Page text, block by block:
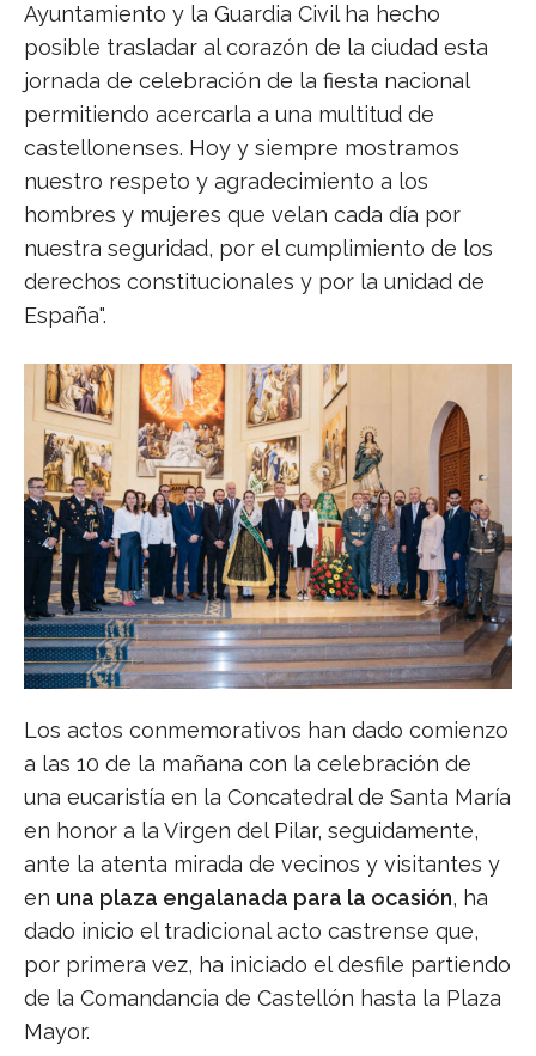
Ayuntamiento y la Guardia Civil ha hecho
posible trasladar al corazón de la ciudad esta
jornada de celebración de la fiesta nacional
permitiendo acercarla a una multitud de
castellonenses. Hoy y siempre mostramos
nuestro respeto y agradecimiento a los
hombres y mujeres que velan cada día por
nuestra seguridad, por el cumplimiento de los
derechos constitucionales y por la unidad de
España".
Los actos conmemorativos han dado comienzo
a las 10 de la mañana con la celebración de
una eucaristía en la Concatedral de Santa María
en honor a la Virgen del Pilar, seguidamente,
ante la atenta mirada de vecinos y visitantes y
en una plaza engalanada para la ocasión, ha
dado inicio el tradicional acto castrense que,
por primera vez, ha iniciado el desfile partiendo
de la Comandancia de Castellón hasta la Plaza
Mayor.